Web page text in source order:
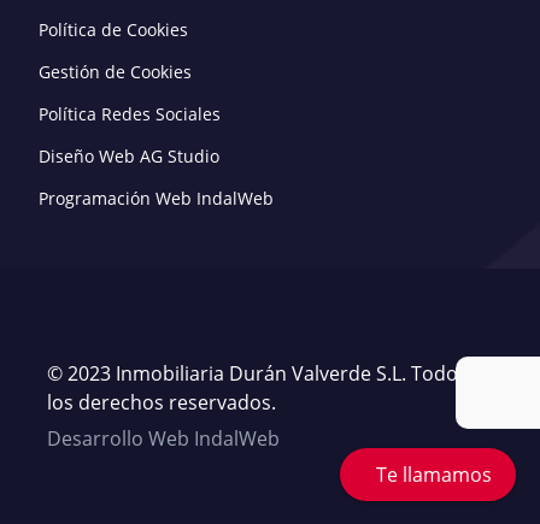
Política de Cookies
Gestión de Cookies
Política Redes Sociales
Diseño Web AG Studio
Programación Web IndalWeb
© 2023 Inmobiliaria Durán Valverde S.L. Todos
los derechos reservados.
Desarrollo Web IndalWeb
Te llamamos